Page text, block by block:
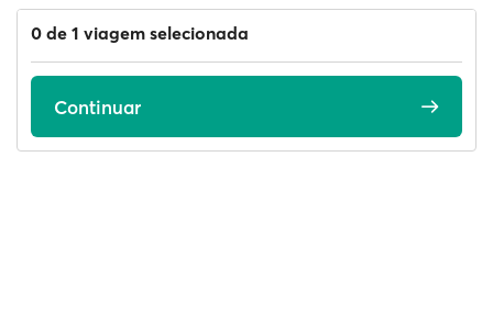
0 de 1 viagem selecionada
Continuar